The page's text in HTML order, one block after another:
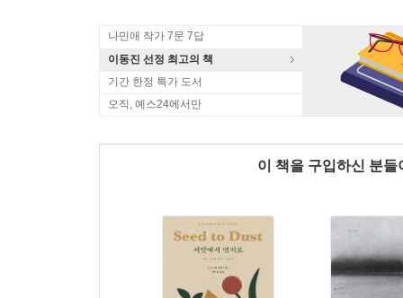
나민애 작가 7문 7답
이동진 선정 최고의 책
기간 한정 특가 도서
오직, 예스24에서만
이 책을 구입하신 분